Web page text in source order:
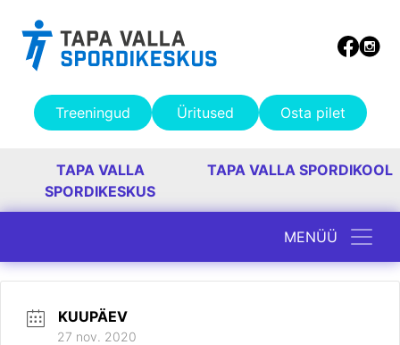
Treeningud Üritused Osta pilet
TAPA VALLA
SPORDIKESKUS
TAPA VALLA SPORDIKOOL
Peamine navigatsioon
MENÜÜ
KUUPÄEV
27 nov. 2020